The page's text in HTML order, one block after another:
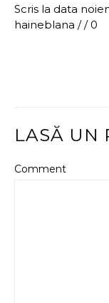
Scris la data
haineblana //0
LASĂ UN
Comment